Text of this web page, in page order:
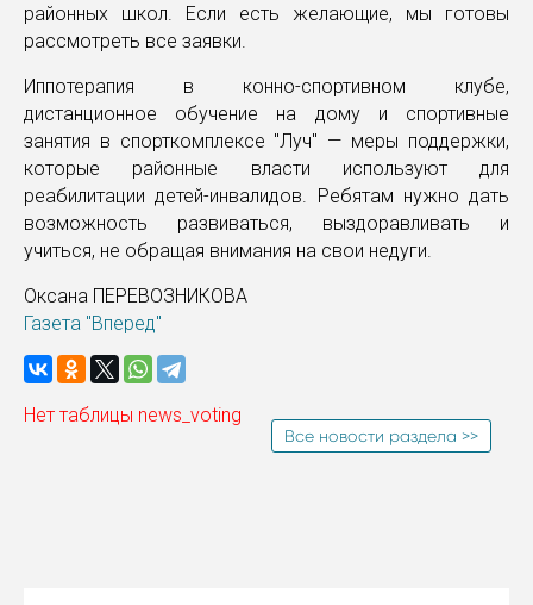
районных школ. Если есть желающие, мы готовы
рассмотреть все заявки.
Иппотерапия в конно-спортивном клубе,
дистанционное обучение на дому и спортивные
занятия в спорткомплексе "Луч" — меры поддержки,
которые районные власти используют для
реабилитации детей-инвалидов. Ребятам нужно дать
возможность развиваться, выздоравливать и
учиться, не обращая внимания на свои недуги.
Оксана ПЕРЕВОЗНИКОВА
Газета "Вперед"
Нет таблицы news_voting
Все новости раздела >>